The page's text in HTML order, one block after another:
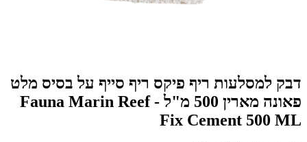
דבק למסלעות ריף פיקס ריף סייף על בסיס מלט
פאונה מארין 500 מ"ל - Fauna Marin Reef
Fix Cement 500 ML